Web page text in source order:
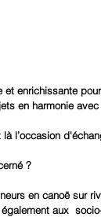
et enrichissante
en harmonie
l’occasion
?
en canoë sur
aux